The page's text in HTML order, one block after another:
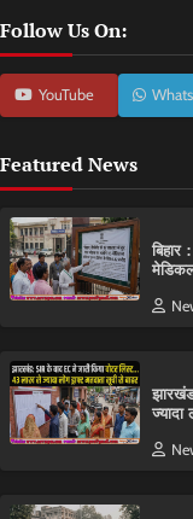
Follow Us On:
YouTube
Featured News
ज्यादा